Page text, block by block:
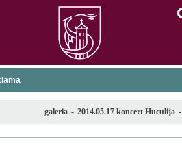
galeria - 2014.05.17 koncert Huculija -